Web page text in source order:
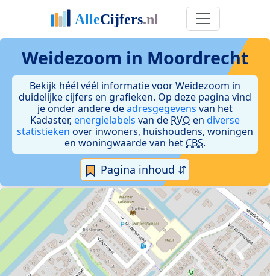
Weidezoom in Moordrecht
Bekijk héél véél informatie voor Weidezoom in
duidelijke cijfers en grafieken. Op deze pagina vind
je onder andere deadresgegevens van het
Kadaster, energielabels van de RVO en diverse
statistieken over inwoners, huishoudens, woningen
en woningwaarde van het CBS.
Pagina inhoud ⇵